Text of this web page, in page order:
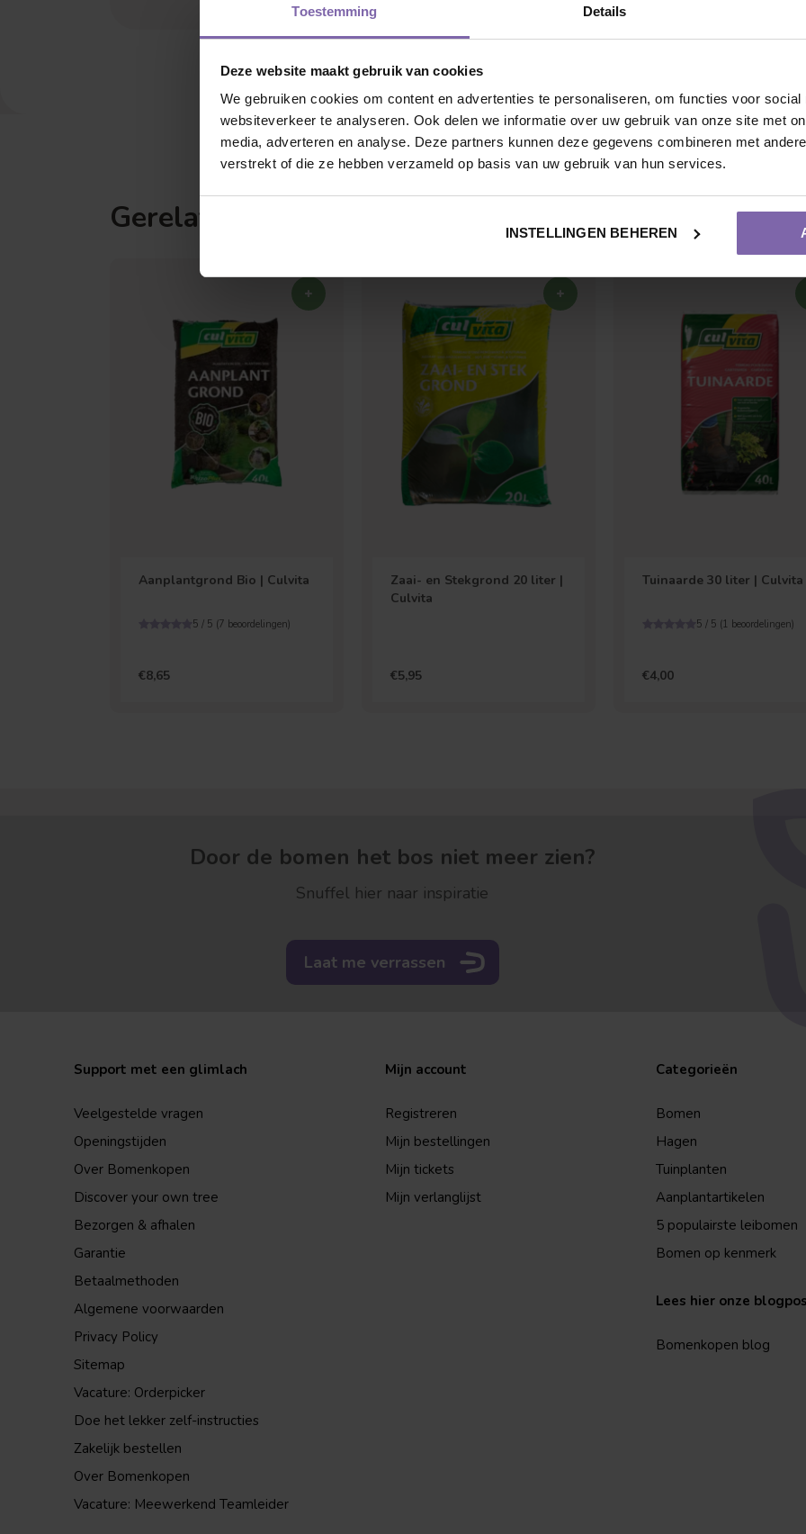
Toestemming Details
Deze website maakt gebruik van cookies
We gebruiken cookies om content en advertenties te personaliseren, om functies voor social
websiteverkeer te analyseren. Ook delen we informatie over uw gebruik van onze site met
media, adverteren en analyse. Deze partners kunnen deze gegevens combineren met
verstrekt of die ze hebben verzameld op basis van uw gebruik van hun services.
INSTELLINGEN BEHEREN
Gerelateerde producten
Aanplantgrond Bio | Culvita
5 / 5 (7 beoordelingen)
€8,65
Zaai- en Stekgrond 20 liter |
Culvita
€5,95
Tuinaarde 30 liter | Culvita
5 / 5 (1 beoordelingen)
€4,00
Door de bomen het bos niet meer zien?
Snuffel hier naar inspiratie
Laat me verrassen
Support met een glimlach
Veelgestelde vragen
Openingstijden
Over Bomenkopen
Discover your own tree
Bezorgen & afhalen
Garantie
Betaalmethoden
Algemene voorwaarden
Privacy Policy
Sitemap
Vacature: Orderpicker
Doe het lekker zelf-instructies
Zakelijk bestellen
Over Bomenkopen
Vacature: Meewerkend Teamleider
Mijn account
Registreren
Mijn bestellingen
Mijn tickets
Mijn verlanglijst
Categorieën
Bomen
Hagen
Tuinplanten
Aanplantartikelen
5 populairste leibomen
Bomen op kenmerk
Lees hier onze
Bomenkopen blog
Leivorm Dakvorm Bolvorm
Treurvorm Vruchtdragend Meerstammige vorm